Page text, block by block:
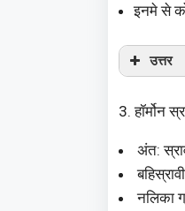
इनमे से
उत्तर
3. हॉर्मोन
अंत:
नलिका